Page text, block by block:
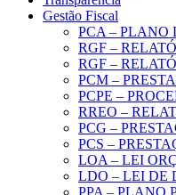
Gestão Fiscal
PCA – PLANO
RGF –
RGF –
PCM –
PCPE –
RREO –
PCG –
PCS –
LOA – LEI
LDO – LEI DE
PPA – PLANO